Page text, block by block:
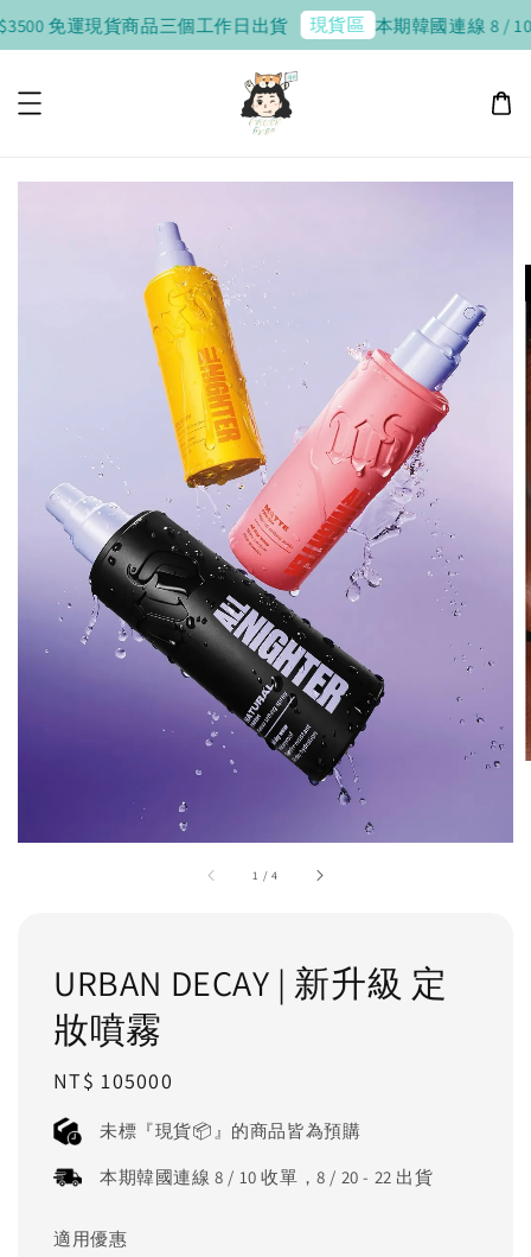
免運現貨商品三個工作日出貨 現貨區 本期韓國連線 8 / 10
1 /4
URBAN DECAY | 新升級 定
妝噴霧
Regular
price
NT$ 105000
未標『現貨📦』的商品皆為預購
本期韓國連線 8 / 10 收單，8 / 20 - 22 出貨
適用優惠